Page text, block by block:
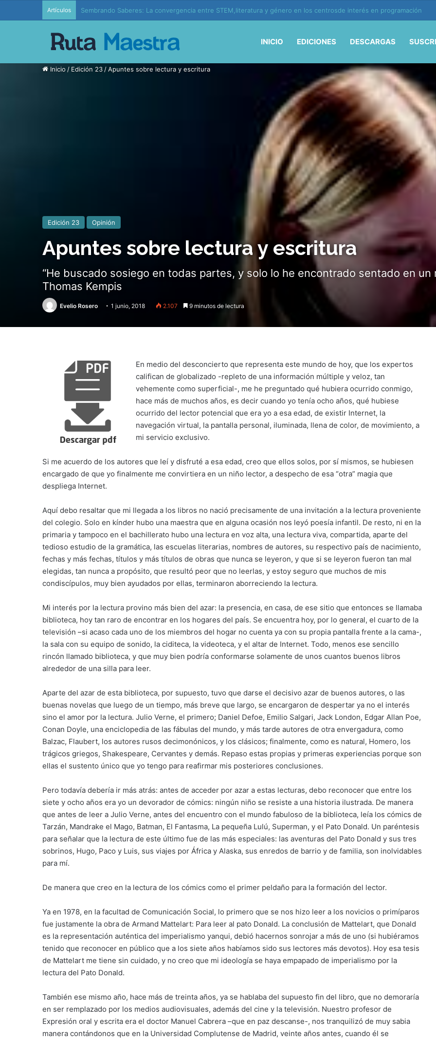
Artículos Edición 37 – Generaciones conectadas: educación y vida en la era de la IA
INICIO EDICIONES DESCARGAS
Inicio / Edición 23 /Apuntes sobre lectura y escritura
Edición 23 Opinión
Apuntes sobre lectura y escritura
“He buscado sosiego en todas partes, y solo lo he encontrado sentado en un
Thomas Kempis
Evelio Rosero 1 junio, 2018 2.107 9 minutos de lectura
En medio del desconcierto que representa este mundo de hoy, que los expertos
califican de globalizado -repleto de una información múltiple y veloz, tan
vehemente como superficial-, me he preguntado qué hubiera ocurrido conmigo,
hace más de muchos años, es decir cuando yo tenía ocho años, qué hubiese
ocurrido del lector potencial que era yo a esa edad, de existir Internet, la
navegación virtual, la pantalla personal, iluminada, llena de color, de movimiento, a
mi servicio exclusivo.
Si me acuerdo de los autores que leí y disfruté a esa edad, creo que ellos solos, por sí mismos, se hubiesen
encargado de que yo finalmente me convirtiera en un niño lector, a despecho de esa “otra” magia que
despliega Internet.
Aquí debo resaltar que mi llegada a los libros no nació precisamente de una invitación a la lectura proveniente
del colegio. Solo en kínder hubo una maestra que en alguna ocasión nos leyó poesía infantil. De resto, ni en la
primaria y tampoco en el bachillerato hubo una lectura en voz alta, una lectura viva, compartida, aparte del
tedioso estudio de la gramática, las escuelas literarias, nombres de autores, su respectivo país de nacimiento,
fechas y más fechas, títulos y más títulos de obras que nunca se leyeron, y que si se leyeron fueron tan mal
elegidas, tan nunca a propósito, que resultó peor que no leerlas, y estoy seguro que muchos de mis
condiscípulos, muy bien ayudados por ellas, terminaron aborreciendo la lectura.
Mi interés por la lectura provino más bien del azar: la presencia, en casa, de ese sitio que entonces se llamaba
biblioteca, hoy tan raro de encontrar en los hogares del país. Se encuentra hoy, por lo general, el cuarto de la
televisión –si acaso cada uno de los miembros del hogar no cuenta ya con su propia pantalla frente a la cama-,
la sala con su equipo de sonido, la ciditeca, la videoteca, y el altar de Internet. Todo, menos ese sencillo
rincón llamado biblioteca, y que muy bien podría conformarse solamente de unos cuantos buenos libros
alrededor de una silla para leer.
Aparte del azar de esta biblioteca, por supuesto, tuvo que darse el decisivo azar de buenos autores, o las
buenas novelas que luego de un tiempo, más breve que largo, se encargaron de despertar ya no el interés
sino el amor por la lectura. Julio Verne, el primero; Daniel Defoe, Emilio Salgari, Jack London, Edgar Allan Poe,
Conan Doyle, una enciclopedia de las fábulas del mundo, y más tarde autores de otra envergadura, como
Balzac, Flaubert, los autores rusos decimonónicos, y los clásicos; finalmente, como es natural, Homero, los
trágicos griegos, Shakespeare, Cervantes y demás. Repaso estas propias y primeras experiencias porque son
ellas el sustento único que yo tengo para reafirmar mis posteriores conclusiones.
Pero todavía debería ir más atrás: antes de acceder por azar a estas lecturas, debo reconocer que entre los
siete y ocho años era yo un devorador de cómics: ningún niño se resiste a una historia ilustrada. De manera
que antes de leer a Julio Verne, antes del encuentro con el mundo fabuloso de la biblioteca, leía los cómics de
Tarzán, Mandrake el Mago, Batman, El Fantasma, La pequeña Lulú, Superman, y el Pato Donald. Un paréntesis
para señalar que la lectura de este último fue de las más especiales: las aventuras del Pato Donald y sus tres
sobrinos, Hugo, Paco y Luis, sus viajes por África y Alaska, sus enredos de barrio y de familia, son inolvidables
para mí.
De manera que creo en la lectura de los cómics como el primer peldaño para la formación del lector.
Ya en 1978, en la facultad de Comunicación Social, lo primero que se nos hizo leer a los novicios o primíparos
fue justamente la obra de Armand Mattelart: Para leer al pato Donald. La conclusión de Mattelart, que Donald
es la representación auténtica del imperialismo yanqui, debió hacernos sonrojar a más de uno (si hubiéramos
tenido que reconocer en público que a los siete años habíamos sido sus lectores más devotos). Hoy esa tesis
de Mattelart me tiene sin cuidado, y no creo que mi ideología se haya empapado de imperialismo por la
lectura del Pato Donald.
También ese mismo año, hace más de treinta años, ya se hablaba del supuesto fin del libro, que no demoraría
en ser remplazado por los medios audiovisuales, además del cine y la televisión. Nuestro profesor de
Expresión oral y escrita era el doctor Manuel Cabrera –que en paz descanse-, nos tranquilizó de muy sabia
manera contándonos que en la Universidad Complutense de Madrid, veinte años antes, cuando él se